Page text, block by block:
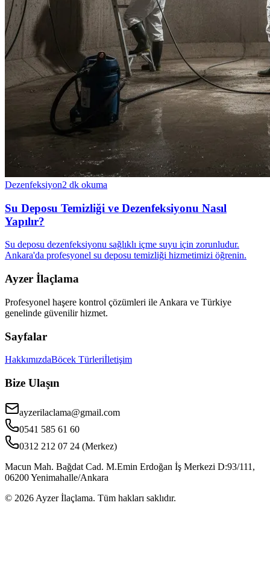
Dezenfeksiyon2 dk okuma
Su Deposu Temizliği ve Dezenfeksiyonu Nasıl
Yapılır?
Su deposu dezenfeksiyonu sağlıklı içme suyu için zorunludur.
Ankara'da profesyonel su deposu temizliği hizmetimizi öğrenin.
Ayzer İlaçlama
Profesyonel haşere kontrol çözümleri ile Ankara ve Türkiye
genelinde güvenilir hizmet.
Sayfalar
HakkımızdaBöcek Türleriİletişim
Bize Ulaşın
ayzerilaclama@gmail.com
0541 585 61 60
0312 212 07 24 (Merkez)
Macun Mah. Bağdat Cad. M.Emin Erdoğan İş Merkezi D:93/111,
06200 Yenimahalle/Ankara
© 2026 Ayzer İlaçlama. Tüm hakları saklıdır.